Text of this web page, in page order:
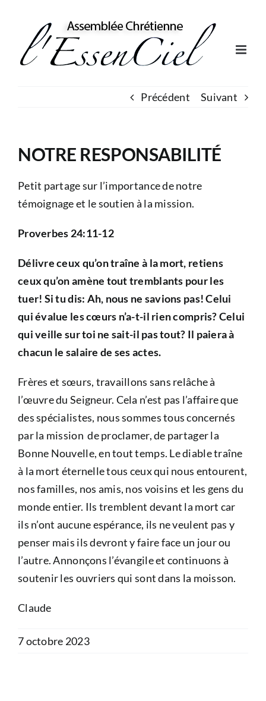
content
Précédent Suivant
NOTRE RESPONSABILITÉ
Petit partage sur l’importance de notre
témoignage et le soutien à la mission.
Proverbes 24:11-12
Délivre ceux qu’on traîne à la mort, retiens
ceux qu’on amène tout tremblants pour les
tuer! Si tu dis: Ah, nous ne savions pas! Celui
qui évalue les cœurs n’a-t-il rien compris? Celui
qui veille sur toi ne sait-il pas tout? Il paiera à
chacun le salaire de ses actes.
Frères et sœurs, travaillons sans relâche à
l’œuvre du Seigneur. Cela n’est pas l’affaire que
des spécialistes, nous sommes tous concernés
par la mission de proclamer, de partager la
Bonne Nouvelle, en tout temps. Le diable traîne
à la mort éternelle tous ceux qui nous entourent,
nos familles, nos amis, nos voisins et les gens du
monde entier. Ils tremblent devant la mort car
ils n’ont aucune espérance, ils ne veulent pas y
penser mais ils devront y faire face un jour ou
l’autre. Annonçons l’évangile et continuons à
soutenir les ouvriers qui sont dans la moisson.
Claude
7 octobre 2023